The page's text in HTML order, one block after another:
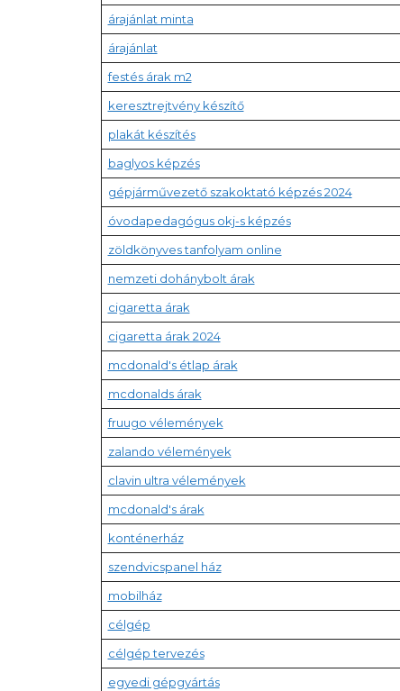
árajánlat minta
árajánlat
festés árak m2
keresztrejtvény készítő
plakát készítés
baglyos képzés
gépjárművezető szakoktató képzés 2024
óvodapedagógus okj-s képzés
zöldkönyves tanfolyam online
nemzeti dohánybolt árak
cigaretta árak
cigaretta árak 2024
mcdonald's étlap árak
mcdonalds árak
fruugo vélemények
zalando vélemények
clavin ultra vélemények
mcdonald's árak
konténerház
szendvicspanel ház
mobilház
célgép
célgép tervezés
egyedi gépgyártás